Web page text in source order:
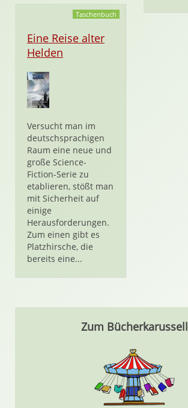
Taschenbuch
Eine Reise alter
Helden
Versucht man im
deutschsprachigen
Raum eine neue und
große Science-
Fiction-Serie zu
etablieren, stößt man
mit Sicherheit auf
einige
Herausforderungen.
Zum einen gibt es
Platzhirsche, die
bereits eine...
Zum Bücherkarussell